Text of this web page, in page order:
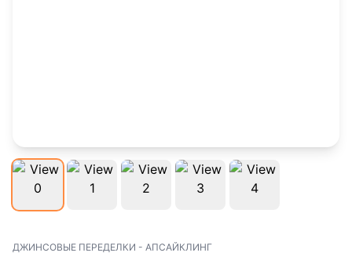
ДЖИНСОВЫЕ ПЕРЕДЕЛКИ - АПСАЙКЛИНГ